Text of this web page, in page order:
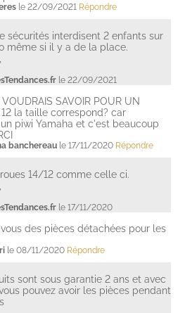
le 22/09/2021 Répondre
sécurités interdisent 2 enfants sur
même si il y a de la place.
le 22/09/2021
SAVOIR POUR UN
12 la taille correspond? car
piwi Yamaha et c'est beaucoup
banchereau le 17/11/2020 Répondre
14/12 comme celle ci.
le 17/11/2020
vous des pièces détachées pour les
le 08/11/2020 Répondre
sont sous garantie 2 ans et avec
pouvez avoir les pièces pendant